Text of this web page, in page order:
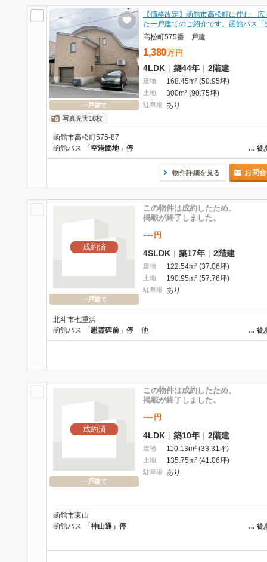
一戸建て
写真充実18枚
【価格改定】函館市高松町に佇む、広
た一戸建てのご紹介です。函館バス
高松町575番 戸建
1,380万 円
4LDK | 築44年 | 2階建
建物 168.45m² (50.95坪)
土地 300m² (90.75坪)
駐車場 あり
函館市高松町575-87
… 徒
函館バス 「空港団地」停
物件詳細を見る お問
成約済
一戸建て
この物件は成約したため、
掲載が終了しました。
--- 円
4SLDK | 築17年 | 2階建
建物 122.54m² (37.06坪)
土地 190.95m² (57.76坪)
駐車場 あり
北斗市七重浜
… 徒
函館バス 「慰霊碑前」停 他
成約済
一戸建て
この物件は成約したため、
掲載が終了しました。
--- 円
4LDK | 築10年 | 2階建
建物 110.13m² (33.31坪)
土地 135.75m² (41.06坪)
駐車場 あり
函館市東山
… 徒
函館バス 「神山通」停